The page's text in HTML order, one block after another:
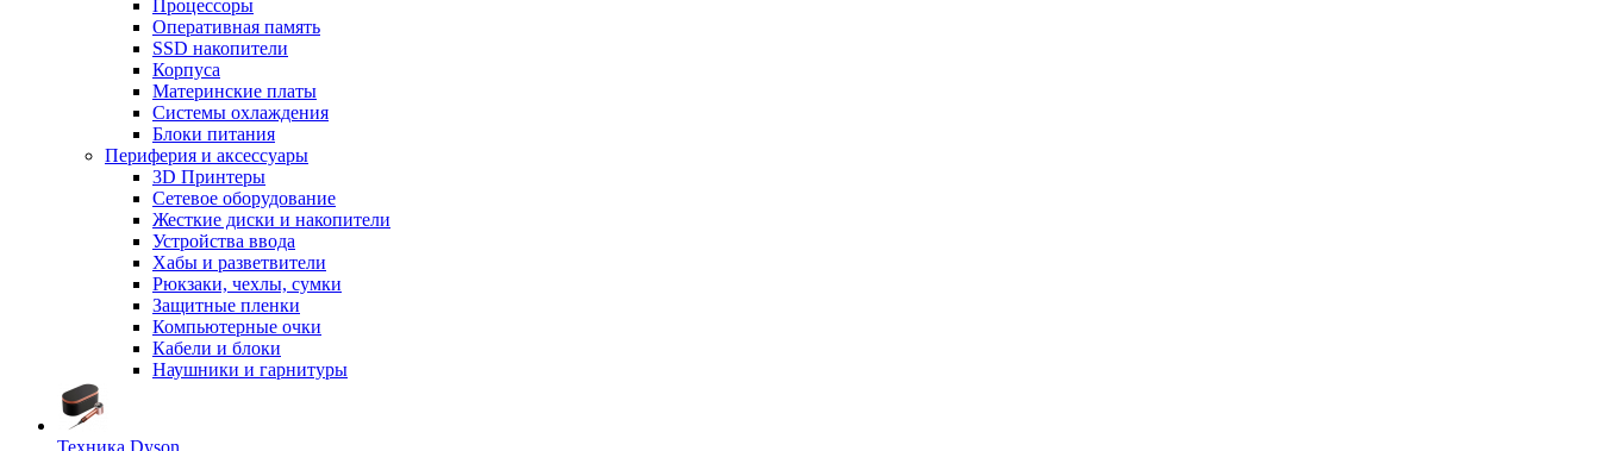
Процессоры
Оперативная память
SSD накопители
Корпуса
Материнские платы
Системы охлаждения
Блоки питания
Периферия и аксессуары
3D Принтеры
Сетевое оборудование
Жесткие диски и накопители
Устройства ввода
Хабы и разветвители
Рюкзаки, чехлы, сумки
Защитные пленки
Компьютерные очки
Кабели и блоки
Наушники и гарнитуры
Техника Dyson